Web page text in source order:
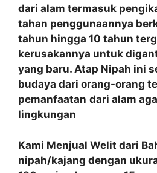
dari alam termasuk
tahan penggunaannya
tahun hingga 10 tahun
kerusakannya untuk
yang baru. Atap Nipah ini
budaya dari orang-orang
pemanfaatan dari alam
lingkungan
Kami Menjual Welit dari
nipah/kajang dengan